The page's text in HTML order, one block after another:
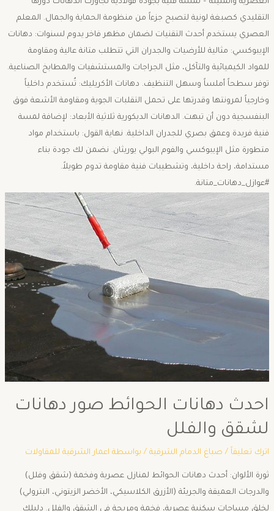
العصرية والمتينة – لمسة فنية بجودة فولاذية ​تجاوزت الدهانات دورها
التقليدي كصبغة لونية لتصبح جزءاً من منظومة الحماية والجمال. المعلم
العصري يستخدم أحدث التقنيات لضمان مظهر فاخر يدوم لسنوات: ​دهانات
الإيبوكسي: مثالية للأرضيات والجدران التي تتطلب متانة عالية ومقاومة
للمواد الكيميائية والتآكل، مثل الجراجات والمستشفيات والمطابخ الصناعية.
توفر سطحاً أملساً وسهل التنظيف. ​دهانات الأكريليك: تُستخدم داخلياً
وخارجياً لمرونتها وقدرتها على تحمل التقلبات الجوية ومقاومة الأشعة فوق
البنفسجية دون أن تبهت. الدهانات الديكورية ثلاثية الأبعاد: لإضافة لمسة
فنية فريدة وعمق بصري للجدران الداخلية. نهاية القول: باستخدام مواد
متطورة مثل الإيبوكسي والفوم البولي يوريثان. نضمن لك جودة بناء
مستدامة، راحة داخلية، وتشطيبات فنية مقاومة تدوم طويلاً.
#عوازل_دهانات_متانة.
احدث دهانات الحوائط صور دهانات
لشقق والفلل
اترك تعليقاً / صباغ الدمام الشرقية/ بواسطة اعمار الشرقية للمقاولات
ثورة الألوان: أحدث دهانات الحوائط لمنازل عصرية وفخمة (شقق وفلل) ​
والدرجات العميقة والجريئة (الأزرق الكلاسيكي، الأخضر الزيتوني، البترولي)